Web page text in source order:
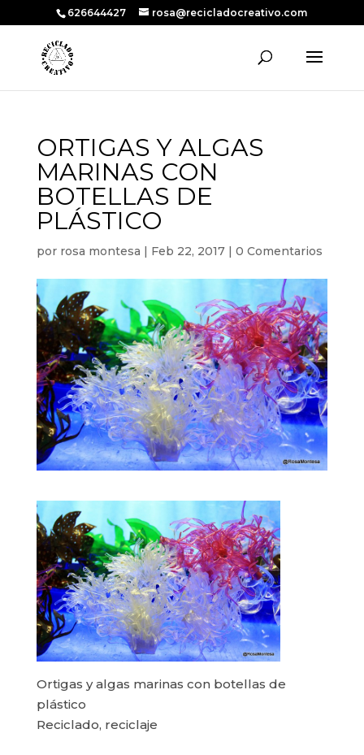
626644427 rosa@recicladocreativo.com
ORTIGAS Y ALGAS
MARINAS CON
BOTELLAS DE
PLÁSTICO
por rosa montesa | Feb 22, 2017| 0 Comentarios
Ortigas y algas marinas con botellas de
plástico
Reciclado, reciclaje